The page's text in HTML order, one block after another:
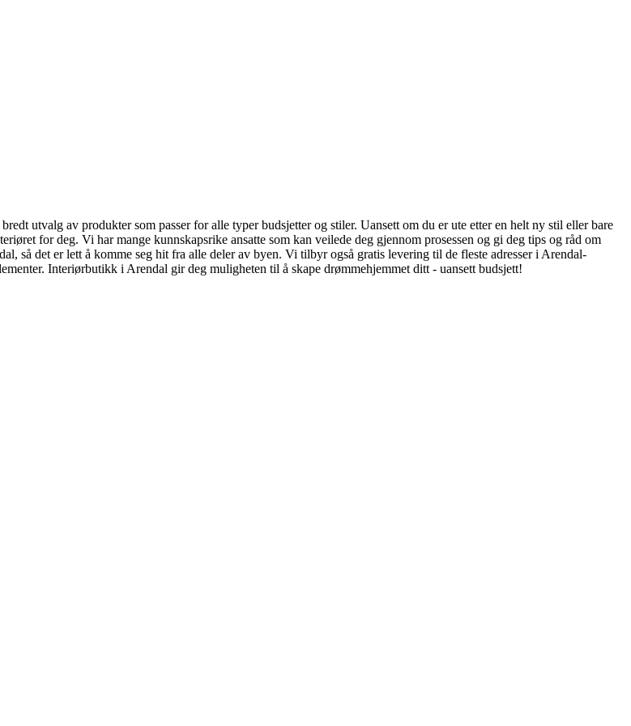
utvalg av produkter som passer for alle typer budsjetter og stiler. Uansett om du er ute etter en helt ny stil eller bare
for deg. Vi har mange kunnskapsrike ansatte som kan veilede deg gjennom prosessen og gi deg tips og råd om
så det er lett å komme seg hit fra alle deler av byen. Vi tilbyr også gratis levering til de fleste adresser i Arendal-
Interiørbutikk i Arendal gir deg muligheten til å skape drømmehjemmet ditt - uansett budsjett!